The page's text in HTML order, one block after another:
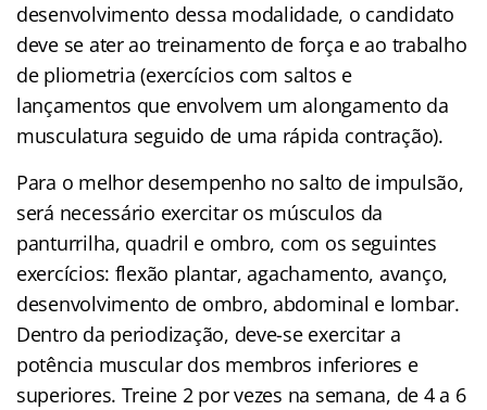
desenvolvimento dessa modalidade, o candidato
deve se ater ao treinamento de força e ao trabalho
de pliometria (exercícios com saltos e
lançamentos que envolvem um alongamento da
musculatura seguido de uma rápida contração).
Para o melhor desempenho no salto de impulsão,
será necessário exercitar os músculos da
panturrilha, quadril e ombro, com os seguintes
exercícios: flexão plantar, agachamento, avanço,
desenvolvimento de ombro, abdominal e lombar.
Dentro da periodização, deve-se exercitar a
potência muscular dos membros inferiores e
superiores. Treine 2 por vezes na semana, de 4 a 6